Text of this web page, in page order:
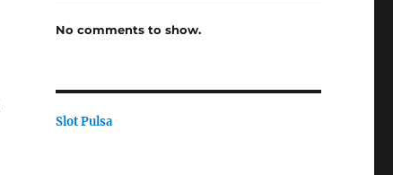
No comments to show.
Slot Pulsa